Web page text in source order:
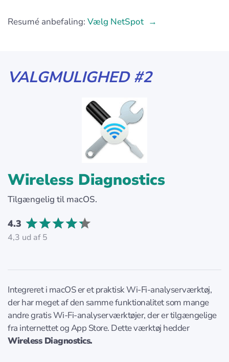
Resumé anbefaling: Vælg NetSpot
VALGMULIGHED #2
Wireless Diagnostics
Tilgængelig til macOS.
4.3
4,3 ud af 5
Integreret i macOS er et praktisk Wi-Fi-analyserværktøj,
der har meget af den samme funktionalitet som mange
andre gratis Wi-Fi-analyserværktøjer, der er tilgængelige
fra internettet og App Store. Dette værktøj hedder
Wireless Diagnostics.